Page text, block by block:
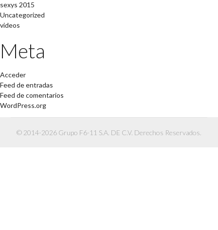
sexys 2015
Uncategorized
videos
Meta
Acceder
Feed de entradas
Feed de comentarios
WordPress.org
© 2014-2026 Grupo F6-11 S.A. DE C.V. Derechos Reservados.